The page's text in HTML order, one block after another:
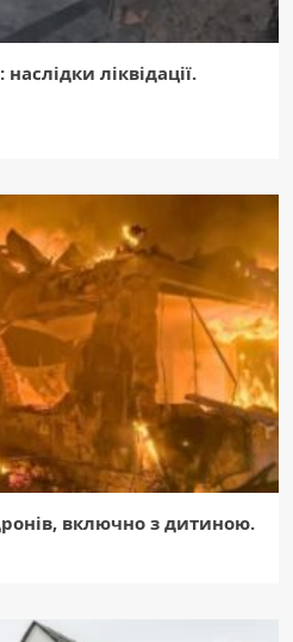
ліквідації.
включно з дитиною.